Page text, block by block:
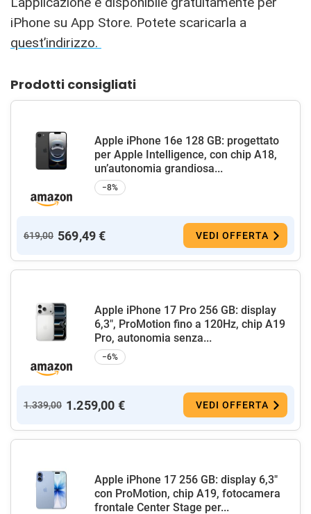
iPhone su App Store. Potete scaricarla a
quest’indirizzo.
Prodotti consigliati
Apple iPhone 16e 128 GB: progettato
per Apple Intelligence, con chip A18,
un’autonomia grandiosa...
−8%
619,00 569,49 € VEDI OFFERTA
Apple iPhone 17 Pro 256 GB: display
6,3", ProMotion fino a 120Hz, chip A19
Pro, autonomia senza...
−6%
1.339,00 1.259,00 € VEDI OFFERTA
Apple iPhone 17 256 GB: display 6,3"
con ProMotion, chip A19, fotocamera
frontale Center Stage per...